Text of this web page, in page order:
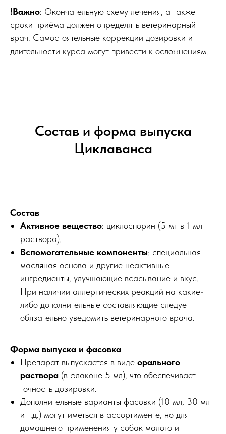
!Важно: Окончательную схему лечения, а также
сроки приёма должен определять ветеринарный
врач. Самостоятельные коррекции дозировки и
длительности курса могут привести к осложнениям.
Состав и форма выпуска
Циклаванса
Состав
Активное вещество: циклоспорин (5 мг в 1 мл
раствора).
Вспомогательные компоненты: специальная
масляная основа и другие неактивные
ингредиенты, улучшающие всасывание и вкус.
При наличии аллергических реакций на какие-
либо дополнительные составляющие следует
обязательно уведомить ветеринарного врача.
Форма выпуска и фасовка
Препарат выпускается в виде орального
раствора (в флаконе 5 мл), что обеспечивает
точность дозировки.
Дополнительные варианты фасовки (10 мл, 30 мл
и т.д.) могут иметься в ассортименте, но для
домашнего применения у собак малого и